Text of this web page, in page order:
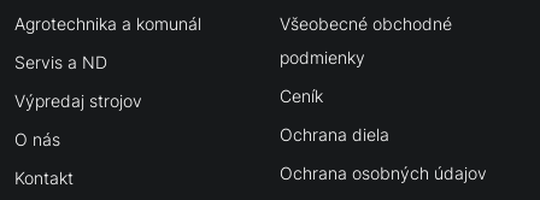
Agrotechnika a komunál
Servis a ND
Výpredaj strojov
O nás
Kontakt
Všeobecné obchodné
podmienky
Ceník
Ochrana diela
Ochrana osobných údajov